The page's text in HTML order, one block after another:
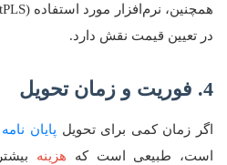
در تعیین قیمت نقش دارد.
4. فوریت و زمان تحویل
اگر زمان کمی برای تحویل پایان نامه
است، طبیعی است که هزینه